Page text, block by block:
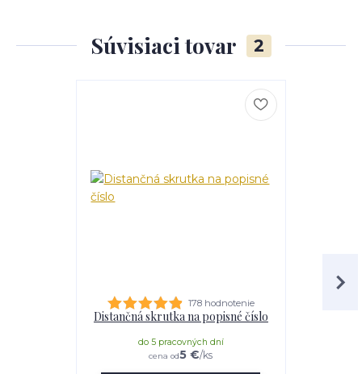
Súvisiaci tovar 2
178 hodnotenie
Distančná skrutka na popisné číslo
cena od5 €/ks
do 5 pracovných dní